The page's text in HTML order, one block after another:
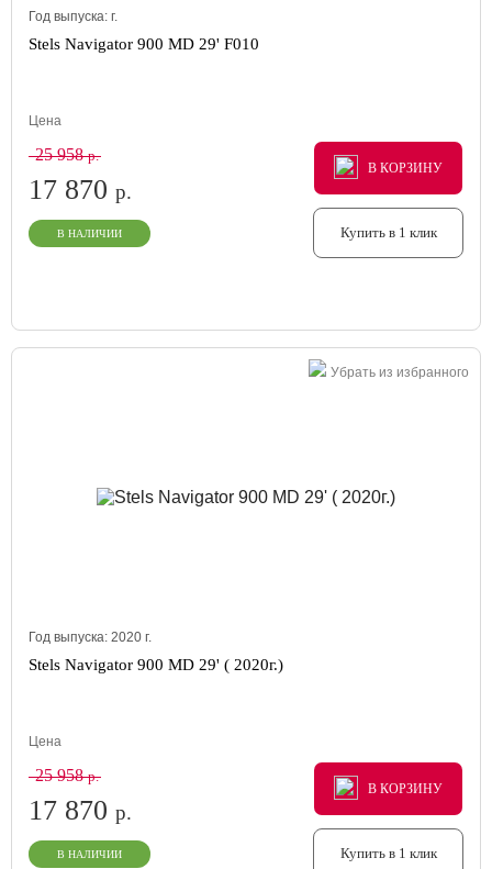
Год выпуска: г.
Stels Navigator 900 MD 29' F010
Цена
25 958р.
17 870 р.
В НАЛИЧИИ
В КОРЗИНУ
В КОРЗИНУ
В КОРЗИНУ
Купить в 1 клик
Убрать из избранного
Год выпуска: 2020 г.
Stels Navigator 900 MD 29' ( 2020г.)
Цена
25 958р.
17 870 р.
В НАЛИЧИИ
В КОРЗИНУ
В КОРЗИНУ
В КОРЗИНУ
Купить в 1 клик